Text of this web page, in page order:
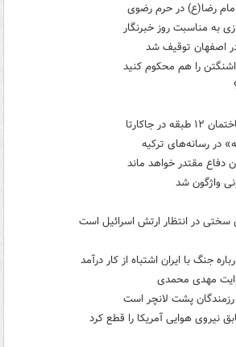
رضا(ع) در حرم رضوی
به مناسبت روز خبرنگار
را هم محکوم کنید
جاکارتا
در رسانه‌های ترکیه
دفاع مقتدر خواهد ماند
واژگون شد
سختی در انتظار ارتش اسرائیل است
جنگ با ایران اشتباه از کار درآمد
مهدی محمدی
پشت لانچر است
نیروی هوایی آمریکا را قطع کرد